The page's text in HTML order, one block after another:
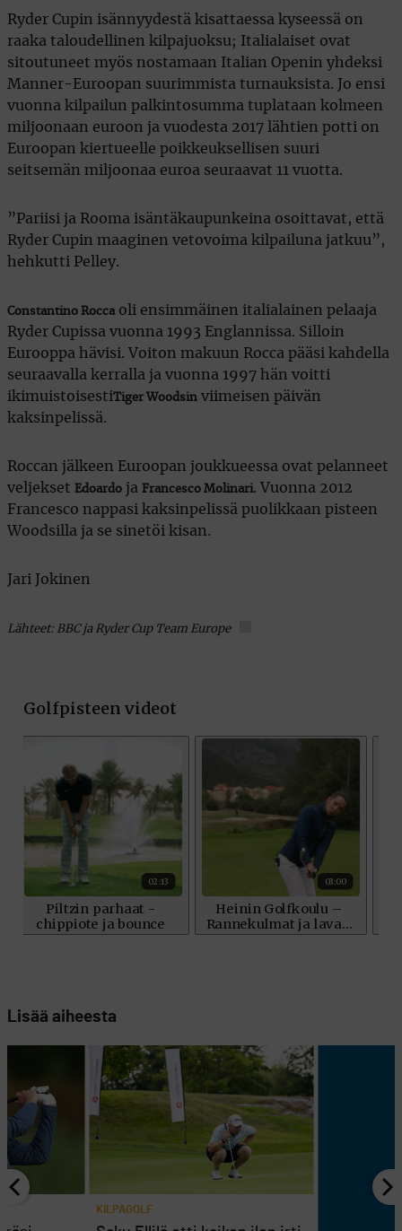
Ryder Cupin isännyydestä kisattaessa kyseessä on
raaka taloudellinen kilpajuoksu; Italialaiset ovat
sitoutuneet myös nostamaan Italian Openin yhdeksi
Manner-Euroopan suurimmista turnauksista. Jo ensi
vuonna kilpailun palkintosumma tuplataan kolmeen
miljoonaan euroon ja vuodesta 2017 lähtien potti on
Euroopan kiertueelle poikkeuksellisen suuri
seitsemän miljoonaa euroa seuraavat 11 vuotta.
”Pariisi ja Rooma isäntäkaupunkeina osoittavat, että
Ryder Cupin maaginen vetovoima kilpailuna jatkuu”,
hehkutti Pelley.
Constantino Rocca oli ensimmäinen italialainen pelaaja
Ryder Cupissa vuonna 1993 Englannissa. Silloin
Eurooppa hävisi. Voiton makuun Rocca pääsi kahdella
seuraavalla kerralla ja vuonna 1997 hän voitti
ikimuistoisestiTiger Woodsin viimeisen päivän
kaksinpelissä.
Roccan jälkeen Euroopan joukkueessa ovat pelanneet
veljekset Edoardo ja Francesco Molinari. Vuonna 2012
Francesco nappasi kaksinpelissä puolikkaan pisteen
Woodsilla ja se sinetöi kisan.
Jari Jokinen
Lähteet: BBC ja Ryder Cup Team Europe
Lisää aiheesta
KILPAGOLF